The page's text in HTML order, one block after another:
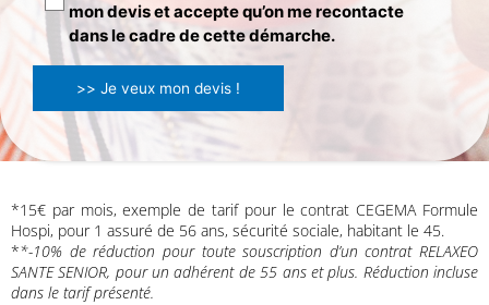
mon devis et accepte qu’on me recontacte
dans le cadre de cette démarche.
>> Je veux mon devis !
*15€ par mois, exemple de tarif pour le contrat CEGEMA Formule
Hospi, pour 1 assuré de 56 ans, sécurité sociale, habitant le 45.
**-10% de réduction pour toute souscription d’un contrat RELAXEO
SANTE SENIOR, pour un adhérent de 55 ans et plus. Réduction incluse
dans le tarif présenté.